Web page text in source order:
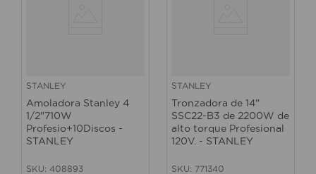
STANLEY
Amoladora Stanley 4
1/2"710W
Profesio+10Discos -
STANLEY
SKU: 408893
STANLEY
Tronzadora de 14"
SSC22-B3 de 2200W de
alto torque Profesional
120V. - STANLEY
SKU: 771340